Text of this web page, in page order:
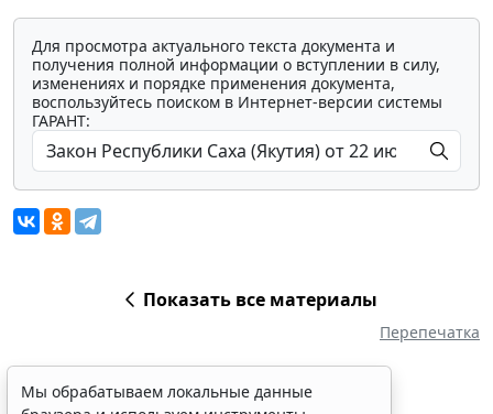
Для просмотра актуального текста документа и
получения полной информации о вступлении в силу,
изменениях и порядке применения документа,
воспользуйтесь поиском в Интернет-версии системы
ГАРАНТ:
Показать все материалы
Перепечатка
Мы обрабатываем локальные данные